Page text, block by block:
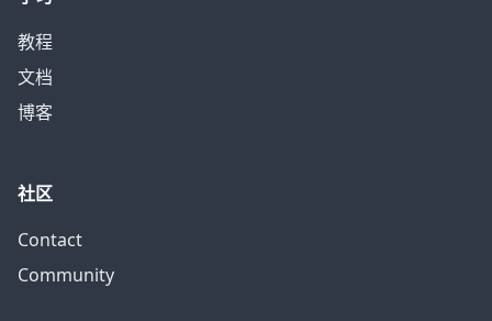
教程
文档
博客
社区
Contact
Community